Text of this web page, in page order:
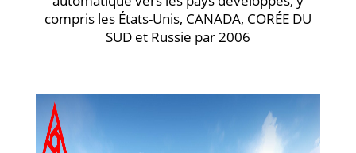
compris les États-Unis, CANADA, CORÉE DU
SUD et Russie par 2006